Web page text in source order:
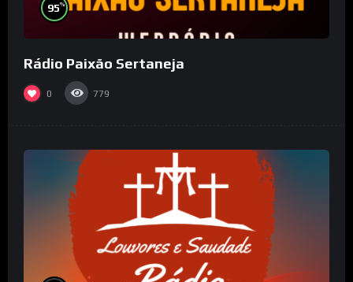
95%
Rádio Paixão Sertaneja
0 779